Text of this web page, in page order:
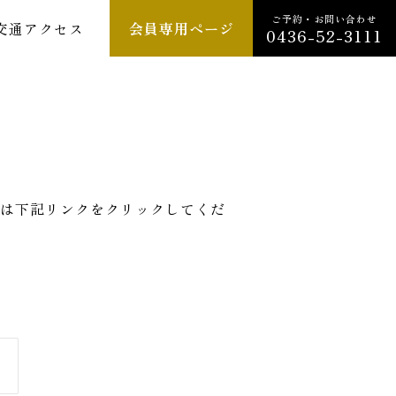
通アクセス 会員専用ページ ご予約・お問い合わせ
0436-52-3111
下記リンクをクリックしてくだ